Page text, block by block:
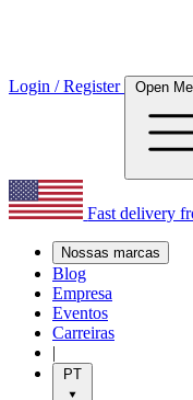
Login / Register Open
Fast delivery
Nossas marcas
Blog
Empresa
Eventos
Carreiras
|
PT